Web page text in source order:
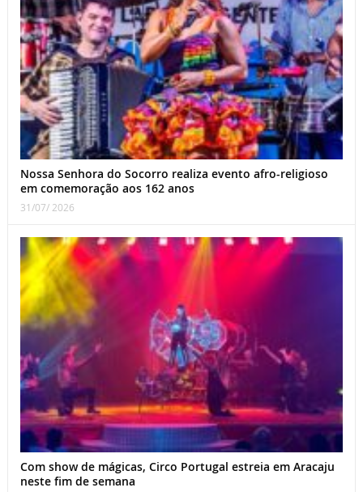
Nossa Senhora do Socorro realiza evento afro-religioso
em comemoração aos 162 anos
31/07/ 2026
Com show de mágicas, Circo Portugal estreia em Aracaju
neste fim de semana